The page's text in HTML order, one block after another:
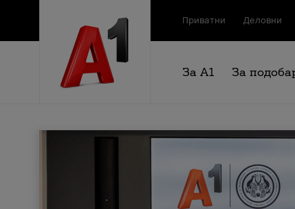
Приватни Деловни
За А1 За